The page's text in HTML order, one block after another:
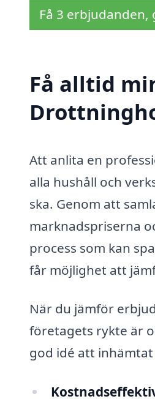
Få 3
Få alltid
Att anlita en
alla hushåll och
ska. Genom att
marknadspriserna
process som kan
får möjlighet att
När du jämför
företagets rykte är
god idé att